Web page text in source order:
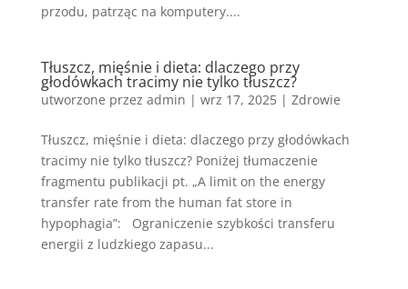
przodu, patrząc na komputery....
Tłuszcz, mięśnie i dieta: dlaczego przy
głodówkach tracimy nie tylko tłuszcz?
utworzone przez admin | wrz 17, 2025| Zdrowie
Tłuszcz, mięśnie i dieta: dlaczego przy głodówkach
tracimy nie tylko tłuszcz? Poniżej tłumaczenie
fragmentu publikacji pt. „A limit on the energy
transfer rate from the human fat store in
hypophagia”: Ograniczenie szybkości transferu
energii z ludzkiego zapasu...